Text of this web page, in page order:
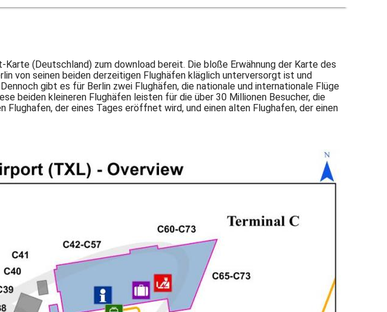
(Deutschland) zum download bereit. Die bloße Erwähnung der Karte des
von seinen beiden derzeitigen Flughäfen kläglich unterversorgt ist und
gibt es für Berlin zwei Flughäfen, die nationale und internationale Flüge
beiden kleineren Flughäfen leisten für die über 30 Millionen Besucher, die
Flughafen, der eines Tages eröffnet wird, und einen alten Flughafen, der einen